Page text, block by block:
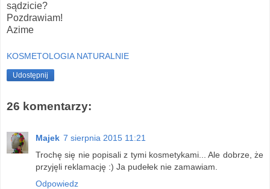
sądzicie?
Pozdrawiam!
Azime
KOSMETOLOGIA NATURALNIE
Udostępnij
26 komentarzy:
Majek 7 sierpnia 2015 11:21
Trochę się nie popisali z tymi kosmetykami... Ale dobrze, że
przyjęli reklamację :) Ja pudełek nie zamawiam.
Odpowiedz